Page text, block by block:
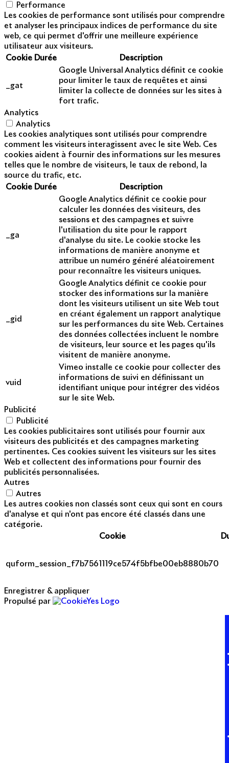
Performance
Les cookies de performance sont utilisés pour comprendre
et analyser les principaux indices de performance du site
web, ce qui permet d'offrir une meilleure expérience
utilisateur aux visiteurs.
Cookie Durée Description
_gat
Google Universal Analytics définit ce cookie
pour limiter le taux de requêtes et ainsi
limiter la collecte de données sur les sites à
fort trafic.
Analytics
Analytics
Les cookies analytiques sont utilisés pour comprendre
comment les visiteurs interagissent avec le site Web. Ces
cookies aident à fournir des informations sur les mesures
telles que le nombre de visiteurs, le taux de rebond, la
source du trafic, etc.
Cookie Durée Description
_ga
Google Analytics définit ce cookie pour
calculer les données des visiteurs, des
sessions et des campagnes et suivre
l'utilisation du site pour le rapport
d'analyse du site. Le cookie stocke les
informations de manière anonyme et
attribue un numéro généré aléatoirement
pour reconnaître les visiteurs uniques.
_gid
Google Analytics définit ce cookie pour
stocker des informations sur la manière
dont les visiteurs utilisent un site Web tout
en créant également un rapport analytique
sur les performances du site Web. Certaines
des données collectées incluent le nombre
de visiteurs, leur source et les pages qu'ils
visitent de manière anonyme.
vuid
Vimeo installe ce cookie pour collecter des
informations de suivi en définissant un
identifiant unique pour intégrer des vidéos
sur le site Web.
Publicité
Publicité
Les cookies publicitaires sont utilisés pour fournir aux
visiteurs des publicités et des campagnes marketing
pertinentes. Ces cookies suivent les visiteurs sur les sites
Web et collectent des informations pour fournir des
publicités personnalisées.
Autres
Autres
Les autres cookies non classés sont ceux qui sont en cours
d'analyse et qui n'ont pas encore été classés dans une
catégorie.
Cookie
quform_session_f7b7561119ce574f5bfbe00eb8880b70
Enregistrer & appliquer
Propulsé par